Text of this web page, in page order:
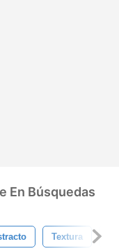
En Búsquedas
Textura